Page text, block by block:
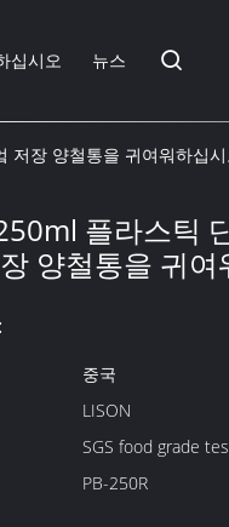
십시오 뉴스
저장 양철통을 귀여워하십
플라스틱
양철통을 귀
중국
LISON
SGS food grade
PB-250R